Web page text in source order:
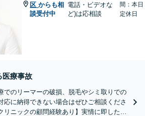
区 からも相
談受付中
電話・ビデオな
ど)は応相談
間：本日
定休日
医療事故
でのリーマーの破損、脱毛やシミ取りでの
応に納得できない場合はぜひご相談くださ
リニックの顧問経験あり】実情に即したア